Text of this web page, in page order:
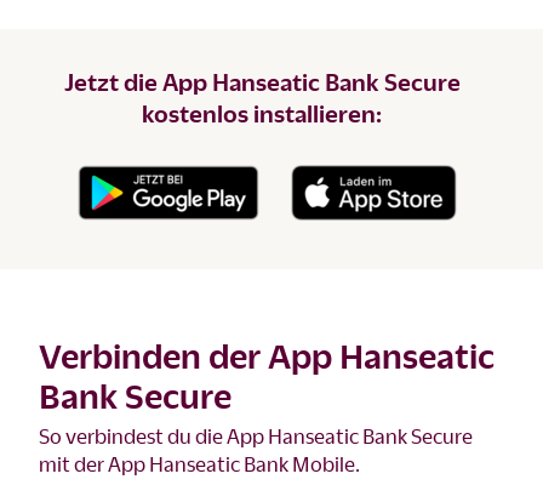
Jetzt die App Hanseatic Bank Secure
kostenlos installieren:
Verbinden der App Hanseatic
Bank Secure
So verbindest du die App Hanseatic Bank Secure
mit der App Hanseatic Bank Mobile.